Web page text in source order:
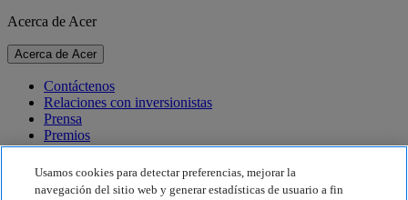
Acerca de Acer
Acerca de Acer
Contáctenos
Relaciones con inversionistas
Prensa
Premios
Eventos
Sostenibilidad
Usamos cookies para detectar preferencias, mejorar la
navegación del sitio web y generar estadísticas de usuario a fin